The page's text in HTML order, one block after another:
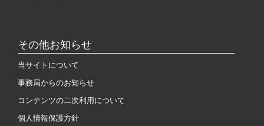
その他お知らせ
当サイトについて
事務局からのお知らせ
コンテンツの二次利用について
個人情報保護方針